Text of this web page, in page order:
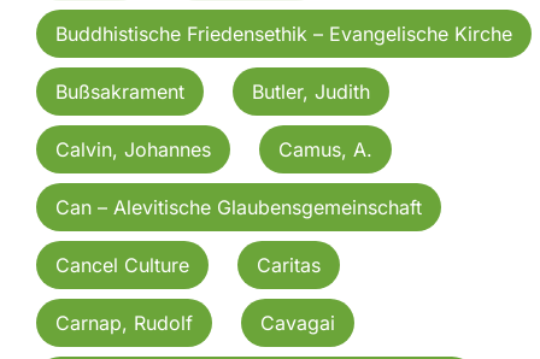
Buddhistische Friedensethik – Evangelische Kirche
Bußsakrament Butler, Judith
Calvin, Johannes Camus, A.
Can – Alevitische Glaubensgemeinschaft
Cancel Culture Caritas
Carnap, Rudolf Cavagai